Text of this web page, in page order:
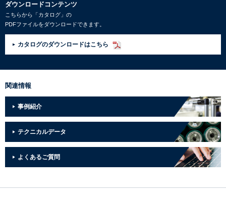
ダウンロードコンテンツ
こちらから「カタログ」の
PDFファイルをダウンロードできます。
カタログのダウンロードはこちら
関連情報
事例紹介
テクニカルデータ
よくあるご質問